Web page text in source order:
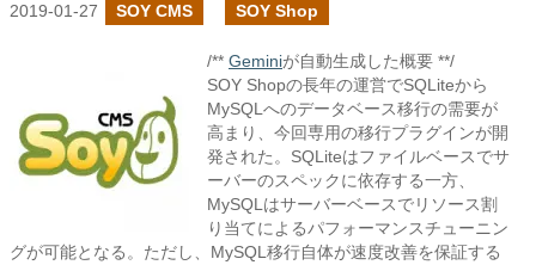
2019-01-27 SOY CMS SOY Shop
/** Geminiが自動生成した概要 **/
SOY Shopの長年の運営でSQLiteから
MySQLへのデータベース移行の需要が
高まり、今回専用の移行プラグインが開
発された。SQLiteはファイルベースでサ
ーバーのスペックに依存する一方、
MySQLはサーバーベースでリソース割
り当てによるパフォーマンスチューニン
グが可能となる。ただし、MySQL移行自体が速度改善を保証する